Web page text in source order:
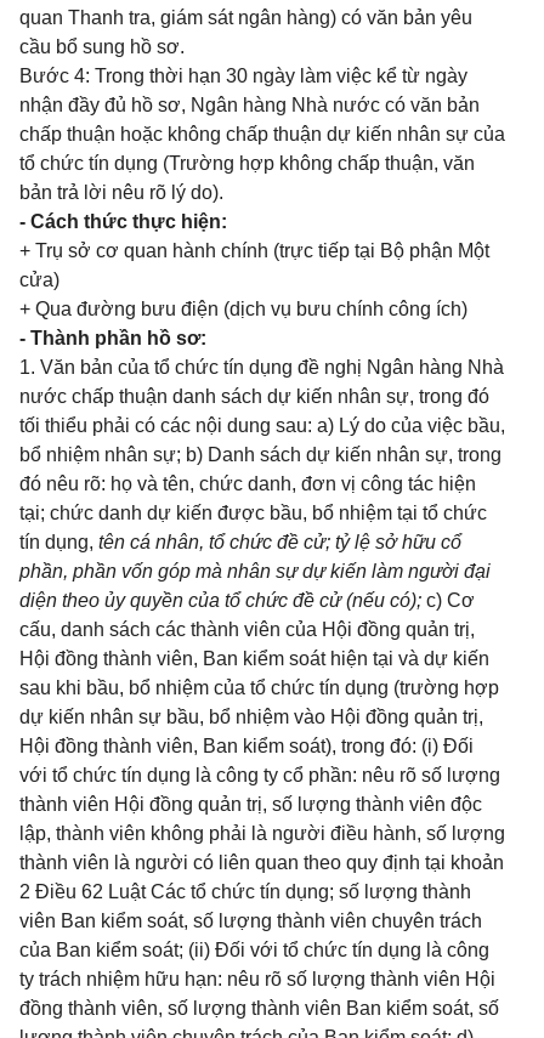
quan Thanh tra, giám sát ngân hàng) có văn bản yêu
cầu bổ sung hồ sơ.
Bước 4: Trong thời hạn 30 ngày làm việc kể từ ngày
nhận đầy đủ hồ sơ, Ngân hàng Nhà nước có văn bản
chấp thuận hoặc không chấp thuận dự kiến nhân sự của
tổ chức tín dụng (Trường hợp không chấp thuận, văn
bản trả lời nêu rõ lý do).
- Cách thức thực hiện:
+ Trụ sở cơ quan hành chính (trực tiếp tại Bộ phận Một
cửa)
+ Qua đường bưu điện (dịch vụ bưu chính công ích)
- Thành phần hồ sơ:
1. Văn bản của tổ chức tín dụng đề nghị Ngân hàng Nhà
nước chấp thuận danh sách dự kiến nhân sự, trong đó
tối thiểu phải có các nội dung sau: a) Lý do của việc bầu,
bổ nhiệm nhân sự; b) Danh sách dự kiến nhân sự, trong
đó nêu rõ: họ và tên, chức danh, đơn vị công tác hiện
tại; chức danh dự kiến được bầu, bổ nhiệm tại tổ chức
tín dụng, tên cá nhân, tổ chức đề cử; tỷ lệ sở hữu cổ
phần, phần vốn góp mà nhân sự dự kiến làm người đại
diện theo ủy quyền của tổ chức đề cử (nếu có); c) Cơ
cấu, danh sách các thành viên của Hội đồng quản trị,
Hội đồng thành viên, Ban kiểm soát hiện tại và dự kiến
sau khi bầu, bổ nhiệm của tổ chức tín dụng (trường hợp
dự kiến nhân sự bầu, bổ nhiệm vào Hội đồng quản trị,
Hội đồng thành viên, Ban kiểm soát), trong đó: (i) Đối
với tổ chức tín dụng là công ty cổ phần: nêu rõ số lượng
thành viên Hội đồng quản trị, số lượng thành viên độc
lập, thành viên không phải là người điều hành, số lượng
thành viên là người có liên quan theo quy định tại khoản
2 Điều 62 Luật Các tổ chức tín dụng; số lượng thành
viên Ban kiểm soát, số lượng thành viên chuyên trách
của Ban kiểm soát; (ii) Đối với tổ chức tín dụng là công
ty trách nhiệm hữu hạn: nêu rõ số lượng thành viên Hội
đồng thành viên, số lượng thành viên Ban kiểm soát, số